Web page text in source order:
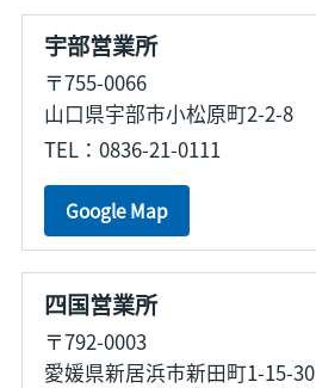
宇部営業所
〒755-0066
山口県宇部市小松原町2-2-8
TEL：0836-21-0111
Google Map
四国営業所
〒792-0003
愛媛県新居浜市新田町1-15-30